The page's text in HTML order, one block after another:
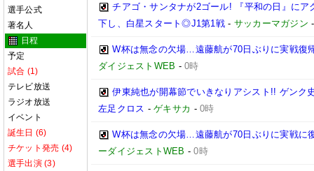
選手公式
著名人
日程
予定
試合 (1)
テレビ放送
ラジオ放送
イベント
誕生日 (6)
チケット発売 (4)
選手出演 (3)
チアゴ・サンタナが2ゴール! 『平和の日』に
下し、白星スタート◎J1第1戦 - サッカーマガジン
W杯は無念の欠場…遠藤航が70日ぶりに実戦復
ダイジェストWEB -0時
伊東純也が開幕節でいきなりアシスト!! ゲンク
左足クロス -ゲキサカ -0時
W杯は無念の欠場…遠藤航が70日ぶりに実戦に
ーダイジェストWEB -0時